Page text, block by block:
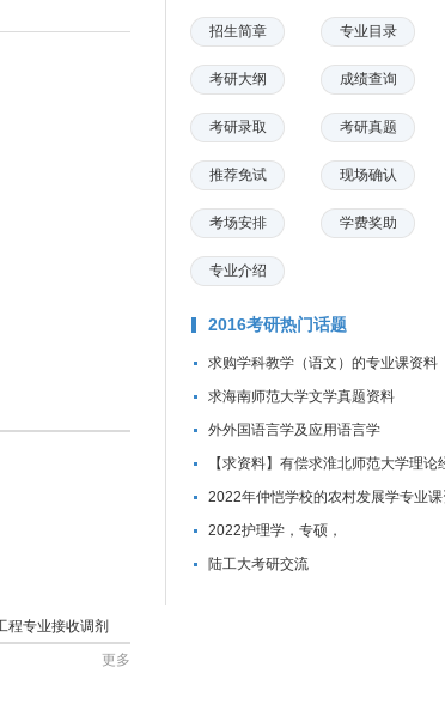
程专业接收调剂
更多
招生简章 专业目录
考研大纲 成绩查询
考研录取 考研真题
推荐免试 现场确认
考场安排 学费奖助
专业介绍
2016考研热门话题
求购学科教学（语文）的专业课资料
求海南师范大学文学真题资料
外外国语言学及应用语言学
【求资料】有偿求淮北师范大学理论
2022年仲恺学校的农村发展学专业
2022护理学，专硕，
陆工大考研交流